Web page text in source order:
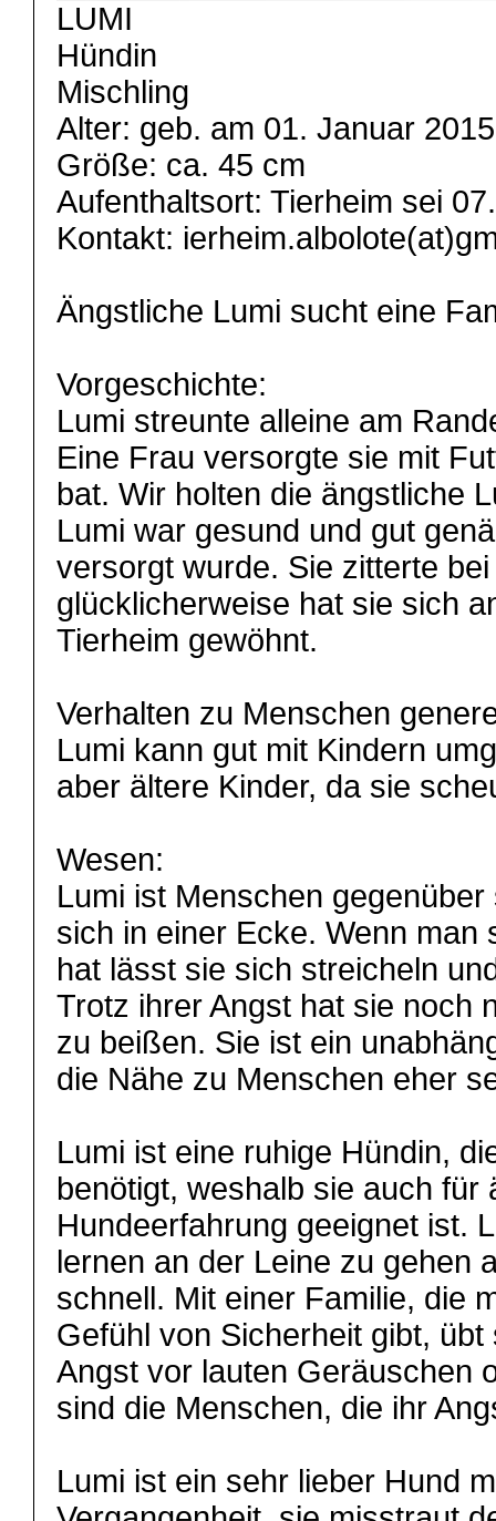
LUMI
Hündin
Mischling
Alter: geb. am 01. Januar 2015
Größe: ca. 45 cm
Aufenthaltsort: Tierheim sei
Kontakt:
Ängstliche Lumi sucht eine
Vorgeschichte:
Lumi streunte alleine am
Eine Frau versorgte sie mit
bat. Wir holten die ängstliche
Lumi war gesund und gut
versorgt wurde. Sie zitterte
glücklicherweise hat sie sich
Tierheim gewöhnt.
Verhalten zu Menschen
Lumi kann gut mit Kindern
aber ältere Kinder, da sie
Wesen:
Lumi ist Menschen
sich in einer Ecke. Wenn man
hat lässt sie sich streicheln
Trotz ihrer Angst hat sie noch
zu beißen. Sie ist ein
die Nähe zu Menschen eher
Lumi ist eine ruhige Hündin,
benötigt, weshalb sie auch für
Hundeerfahrung geeignet ist.
lernen an der Leine zu gehen
schnell. Mit einer Familie, die
Gefühl von Sicherheit gibt,
Angst vor lauten Geräuschen
sind die Menschen, die ihr
Lumi ist ein sehr lieber Hund